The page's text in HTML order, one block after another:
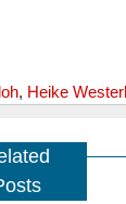
, Heike